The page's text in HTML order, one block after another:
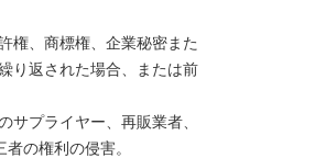
権、商標権、企業秘密また
り返された場合、または前
プライヤー、再販業者、
の権利の侵害。